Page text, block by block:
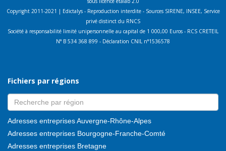
Copyright 2011-2021 | Edictalys - Reproduction interdite - Sources SIRENE, INSEE, Service
privé distinct du RNCS
Société à responsabilité limité unipersonnelle au capital de 1 000,00 Euros - RCS CRETEIL
N° B 534 368 899 - Déclaration CNIL n°1536578
Fichiers par régions
Adresses entreprises Auvergne-Rhône-Alpes
Adresses entreprises Bourgogne-Franche-Comté
Adresses entreprises Bretagne